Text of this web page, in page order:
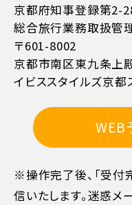
11日目に当たる
10日目に当たる
7日目に当たる
京都府知事登録第2-
総合旅行業務取扱管
〒601-8002
京都市南区東九条上
イビススタイルズ京都
WEB
※操作完了後、「受付
信いたします。迷惑メ